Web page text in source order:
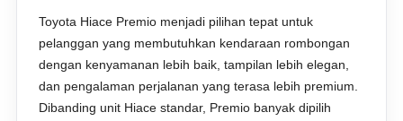
Toyota Hiace Premio menjadi pilihan tepat untuk
pelanggan yang membutuhkan kendaraan rombongan
dengan kenyamanan lebih baik, tampilan lebih elegan,
dan pengalaman perjalanan yang terasa lebih premium.
Dibanding unit Hiace standar, Premio banyak dipilih